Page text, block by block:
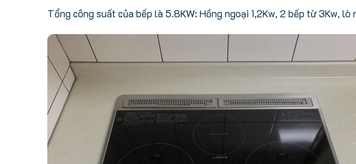
Tổng công suất của bếp là 5.8KW: Hồng ngoại 1,2Kw, 2 bếp từ 3Kw, lò